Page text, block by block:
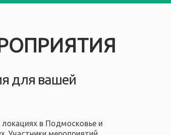
для вашей
в Подмосковье и